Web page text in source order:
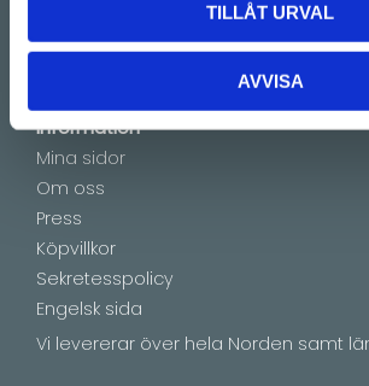
TILLÅT URVAL
AVVISA
Showroom by appointment
Information
Mina sidor
Om oss
Press
Köpvillkor
Sekretesspolicy
Engelsk sida
Vi levererar över hela Norden samt